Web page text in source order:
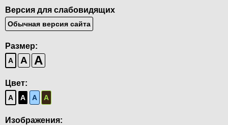
Версия для слабовидящих
Обычная версия сайта
Размер:
A A A
Цвет:
A A A A
Изображения: